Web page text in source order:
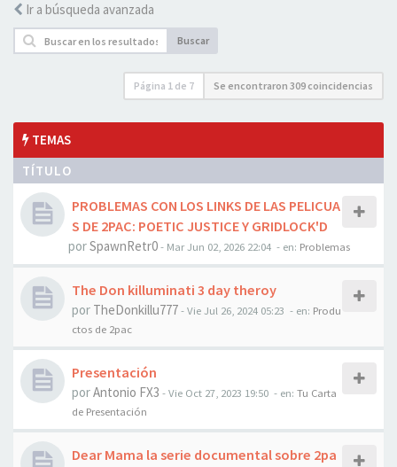
Ir a búsqueda avanzada
Buscar
Página 1 de 7 Se encontraron 309 coincidencias
TEMAS
TÍTULO
PROBLEMAS CON LOS LINKS DE LAS PELICUA
S DE 2PAC: POETIC JUSTICE Y GRIDLOCK'D
porSpawnRetr0- Mar Jun 02, 2026 22:04 - en: Problemas
The Don killuminati 3 day theroy
por TheDonkillu777-Vie Jul 26, 2024 05:23 - en: Produ
ctos de 2pac
Presentación
porAntonio FX3 -Vie Oct 27, 2023 19:50 - en: Tu Carta
de Presentación
Dear Mama la serie documental sobre 2pa